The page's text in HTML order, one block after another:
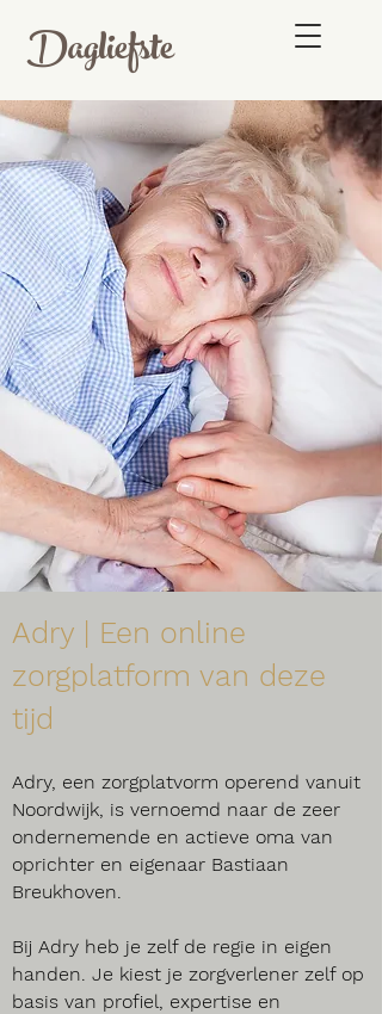
Dagliefste
Adry | Een online
zorgplatform van deze
tijd
Adry, een zorgplatvorm operend vanuit
Noordwijk, is vernoemd naar de zeer
ondernemende en actieve oma van
oprichter en eigenaar Bastiaan
Breukhoven.
Bij Adry heb je zelf de regie in eigen
handen. Je kiest je zorgverlener zelf op
basis van profiel, expertise en